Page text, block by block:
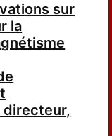
sur
la
directeur,